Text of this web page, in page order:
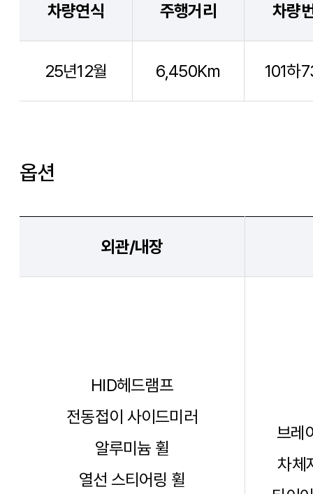
차량연식 주행거리
25년12월 6,450Km
차량
101하
옵션
외관/내장
HID헤드램프
전동접이 사이드미러
알루미늄 휠
열선 스티어링 휠
브레
차체